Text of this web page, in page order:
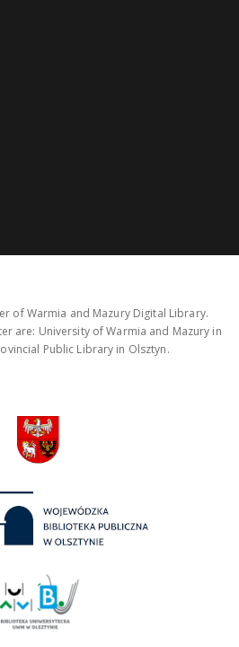
of Warmia and Mazury Digital Library.
are: University of Warmia and Mazury in
Public Library in Olsztyn.